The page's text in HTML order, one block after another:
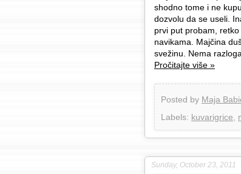
shodno tome i ne
dozvolu da se useli.
prvi put probam,
navikama. Majčina
svežinu. Nema
Pročitajte više »
Posted by Maja
Labels: kuvarigrice
Sunday, October 23, 2011